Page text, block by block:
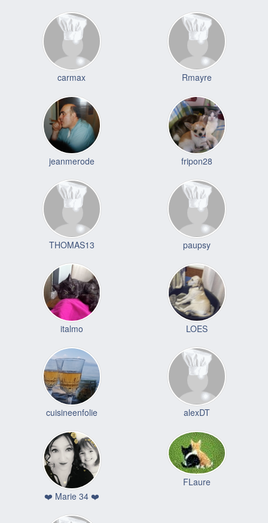
carmax Rmayre
jeanmerode fripon28
THOMAS13 paupsy
italmo LOES
cuisineenfolie alexDT
❤️ Marie 34 ❤️
FLaure